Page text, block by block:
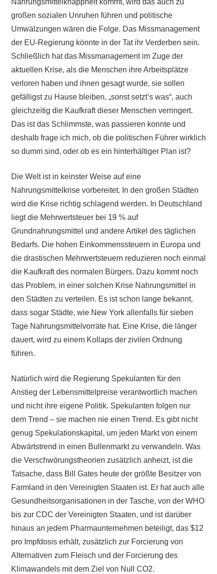
großen sozialen Unruhen führen und politische
Umwälzungen wären die Folge. Das Missmanagement
der EU-Regierung könnte in der Tat ihr Verderben sein.
Schließlich hat das Missmanagement im Zuge der
aktuellen Krise, als die Menschen ihre Arbeitsplätze
verloren haben und ihnen gesagt wurde, sie sollen
gefälligst zu Hause bleiben, „sonst setzt’s was“, auch
gleichzeitig die Kaufkraft dieser Menschen verringert.
Das ist das Schlimmste, was passieren konnte und
deshalb frage ich mich, ob die politischen Führer wirklich
so dumm sind, oder ob es ein hinterhältiger Plan ist?
Die Welt ist in keinster Weise auf eine
Nahrungsmittelkrise vorbereitet. In den großen Städten
wird die Krise richtig schlagend werden. In Deutschland
liegt die Mehrwertsteuer bei 19 % auf
Grundnahrungsmittel und andere Artikel des täglichen
Bedarfs. Die hohen Einkommenssteuern in Europa und
die drastischen Mehrwertsteuern reduzieren noch einmal
die Kaufkraft des normalen Bürgers. Dazu kommt noch
das Problem, in einer solchen Krise Nahrungsmittel in
den Städten zu verteilen. Es ist schon lange bekannt,
dass sogar Städte, wie New York allenfalls für sieben
Tage Nahrungsmittelvorräte hat. Eine Krise, die länger
dauert, wird zu einem Kollaps der zivilen Ordnung
führen.
Natürlich wird die Regierung Spekulanten für den
Anstieg der Lebensmittelpreise verantwortlich machen
und nicht ihre eigene Politik. Spekulanten folgen nur
dem Trend – sie machen nie einen Trend. Es gibt nicht
genug Spekulationskapital, um jeden Markt von einem
Abwärtstrend in einen Bullenmarkt zu verwandeln. Was
die Verschwörungstheorien zusätzlich anheizt, ist die
Tatsache, dass Bill Gates heute der größte Besitzer von
Farmland in den Vereinigten Staaten ist. Er hat auch alle
Gesundheitsorganisationen in der Tasche, von der WHO
bis zur CDC der Vereinigten Staaten, und ist darüber
hinaus an jedem Pharmaunternehmen beteiligt, das $12
pro Impfdosis erhält, zusätzlich zur Forcierung von
Alternativen zum Fleisch und der Forcierung des
Klimawandels mit dem Ziel von Null CO2.